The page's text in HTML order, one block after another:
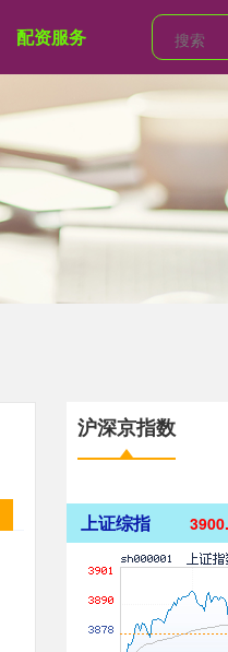
配资服务
沪深京指数
上证综指